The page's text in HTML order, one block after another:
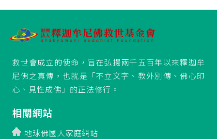
救世會成立的使命，旨在弘揚兩千五百年以來釋迦牟
尼佛之真傳，也就是「不立文字、教外別傳、佛心印
心、見性成佛」的正法修行。
相關網站
地球佛國大家庭網站